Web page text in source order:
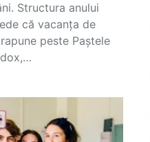
Structura anului
că vacanța de
peste Paștele